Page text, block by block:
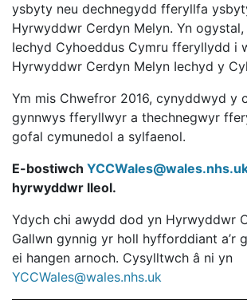
ysbyty neu dechnegydd fferyllfa
Hyrwyddwr Cerdyn Melyn. Yn
Iechyd Cyhoeddus Cymru fferyllydd i
Hyrwyddwr Cerdyn Melyn Iechyd y
Ym mis Chwefror 2016, cynyddwyd y
gynnwys fferyllwyr a thechnegwyr
gofal cymunedol a sylfaenol.
E-bostiwch
hyrwyddwr lleol.
Ydych chi awydd dod yn Hyrwyddwr
Gallwn gynnig yr holl hyfforddiant a’r
ei hangen arnoch. Cysylltwch â ni yn
YCCWales@wales.nhs.uk